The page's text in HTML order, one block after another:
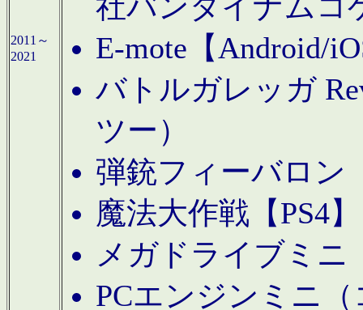
2011～
2021
E-mote【Android/
バトルガレッガ
ツー）
弾銃フィーバロン
魔法大作戦【PS4
メガドライブミニ
PCエンジンミニ